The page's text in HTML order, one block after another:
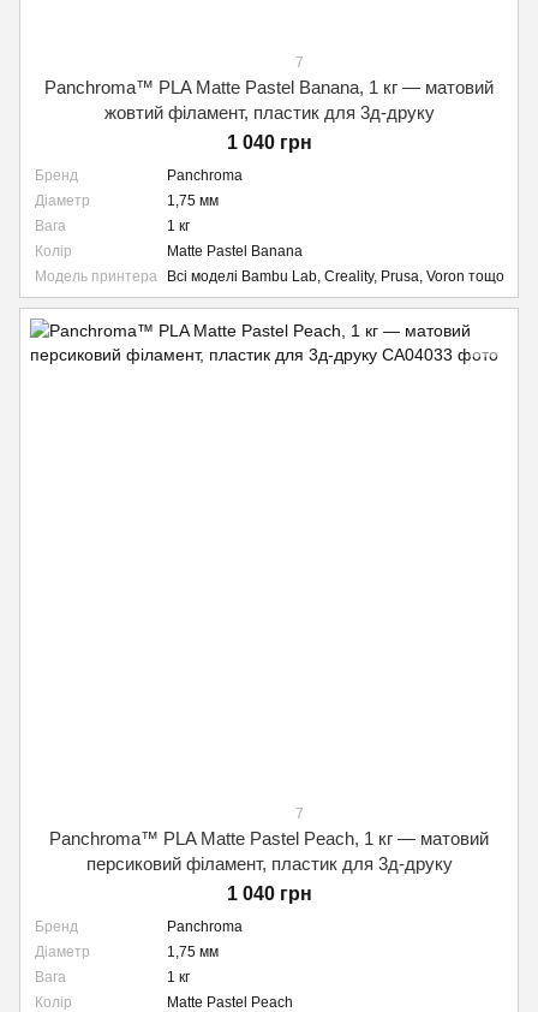
7
Panchroma™ PLA Matte Pastel Banana, 1 кг — матовий
жовтий філамент, пластик для 3д-друку
1 040 грн
Бренд
Panchroma
Діаметр
1,75 мм
Вага
1 кг
Колір
Matte Pastel Banana
Модель принтера
Всі моделі Bambu Lab, Creality, Prusa, Voron тощо
7
Panchroma™ PLA Matte Pastel Peach, 1 кг — матовий
персиковий філамент, пластик для 3д-друку
1 040 грн
Бренд
Panchroma
Діаметр
1,75 мм
Вага
1 кг
Колір
Matte Pastel Peach